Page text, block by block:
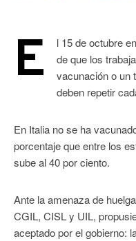
E
l 15 de octubre
de que los
vacunación o un
deben repetir
En Italia no se ha
porcentaje que entre los
sube al 40 por ciento.
Ante la amenaza de
CGIL, CISL y UIL,
aceptado por el gobierno: